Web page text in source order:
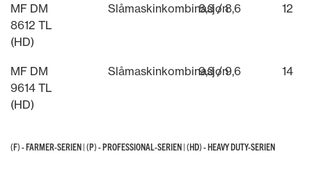
Slåmaskinkombinasjon
8,3 / 8,6 12
Slåmaskinkombinasjon
9,3 / 9,6 14
(F) - FARMER-SERIEN | (P) - PROFESSIONAL-SERIEN | (HD) - HEAVY DUTY-SERIEN
MF DM
8612 TL
(HD)
MF DM
9614 TL
(HD)
(F) - FARMER-SERIEN | (P) - PROFESSIONAL-SERIEN | (HD) - HEAVY DUTY-SERIEN